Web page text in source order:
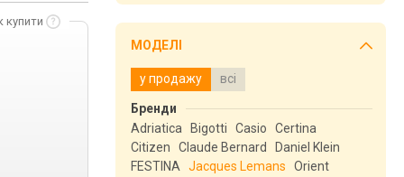
купити
МОДЕЛІ
у продажу всі
Бренди
Adriatica
Bigotti Casio
Certina
Citizen
Claude Bernard
Daniel Klein
FESTINA
Jacques Lemans
Orient